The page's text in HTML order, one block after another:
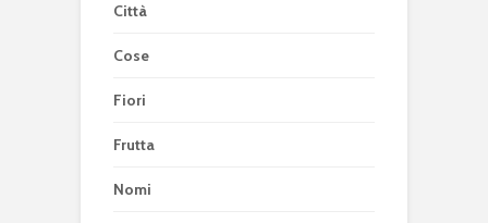
Città
Cose
Fiori
Frutta
Nomi